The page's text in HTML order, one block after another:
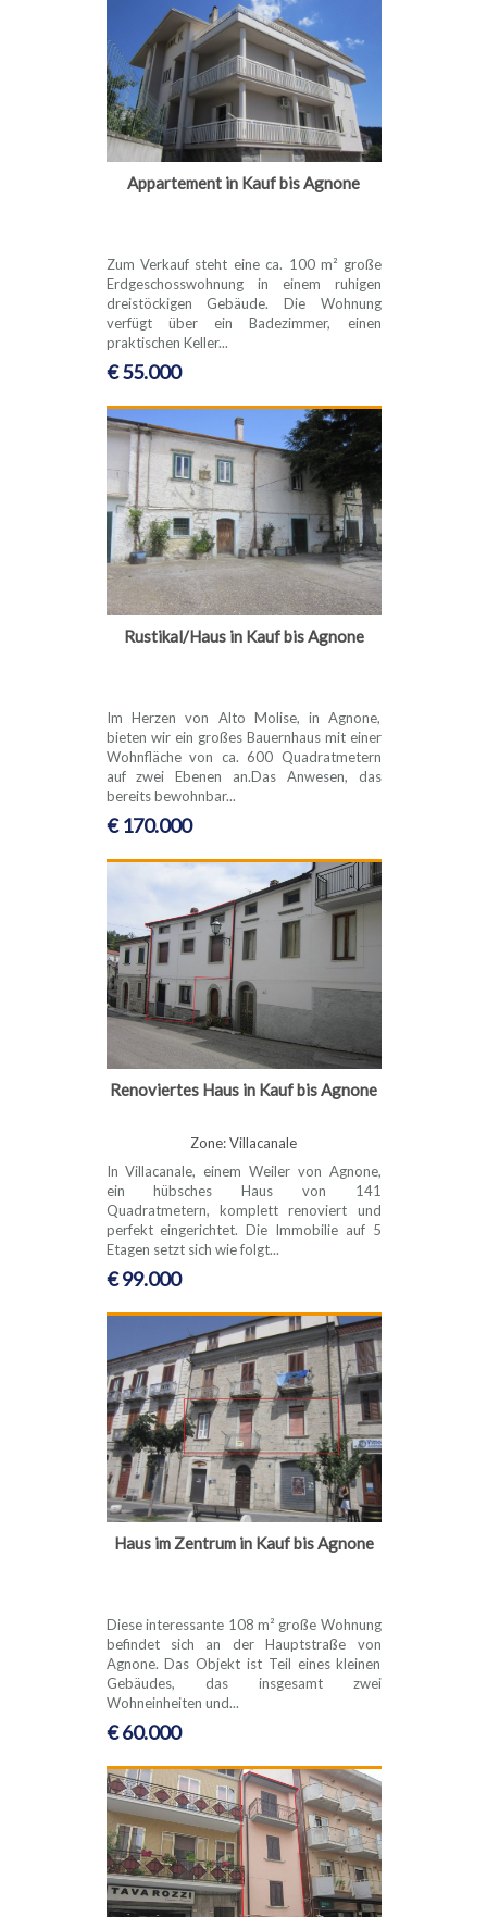
Appartement in Kauf bis Agnone
Zum Verkauf steht eine ca. 100 m² große
Erdgeschosswohnung in einem ruhigen
dreistöckigen Gebäude. Die Wohnung
verfügt über ein Badezimmer, einen
praktischen Keller...
€ 55.000
Rustikal/Haus in Kauf bis Agnone
Im Herzen von Alto Molise, in Agnone,
bieten wir ein großes Bauernhaus mit einer
Wohnfläche von ca. 600 Quadratmetern
auf zwei Ebenen an.Das Anwesen, das
bereits bewohnbar...
€ 170.000
Renoviertes Haus in Kauf bis Agnone
Zone: Villacanale
In Villacanale, einem Weiler von Agnone,
ein hübsches Haus von 141
Quadratmetern, komplett renoviert und
perfekt eingerichtet. Die Immobilie auf 5
Etagen setzt sich wie folgt...
€ 99.000
Haus im Zentrum in Kauf bis Agnone
Diese interessante 108 m² große Wohnung
befindet sich an der Hauptstraße von
Agnone. Das Objekt ist Teil eines kleinen
Gebäudes, das insgesamt zwei
Wohneinheiten und...
€ 60.000